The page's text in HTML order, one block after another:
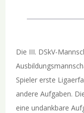
Die III. DSkV-
Spieler erste
andere Aufgaben.
eine undankbare